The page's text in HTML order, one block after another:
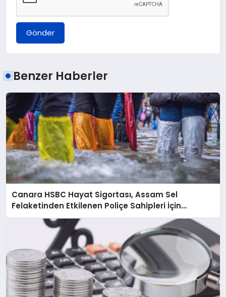
Gönder
Benzer Haberler
Canara HSBC Hayat Sigortası, Assam Sel
Felaketinden Etkilenen Poliçe Sahipleri İçin
Hızlandırılmış Hasar Süreci Başlattı